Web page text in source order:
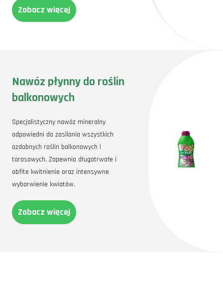
Zobacz więcej
Nawóz płynny do roślin
balkonowych
Specjalistyczny nawóz mineralny
odpowiedni do zasilania wszystkich
ozdobnych roślin balkonowych i
tarasowych. Zapewnia długotrwałe i
obfite kwitnienie oraz intensywne
wybarwienie kwiatów.
Zobacz więcej